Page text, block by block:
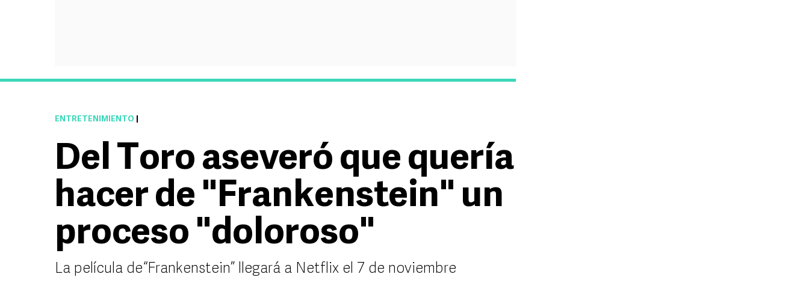
ENTRETENIMIENTO
Del Toro aseveró que quería
hacer de "Frankenstein" un
proceso "doloroso"
La película de “Frankenstein” llegará a Netflix el 7 de noviembre